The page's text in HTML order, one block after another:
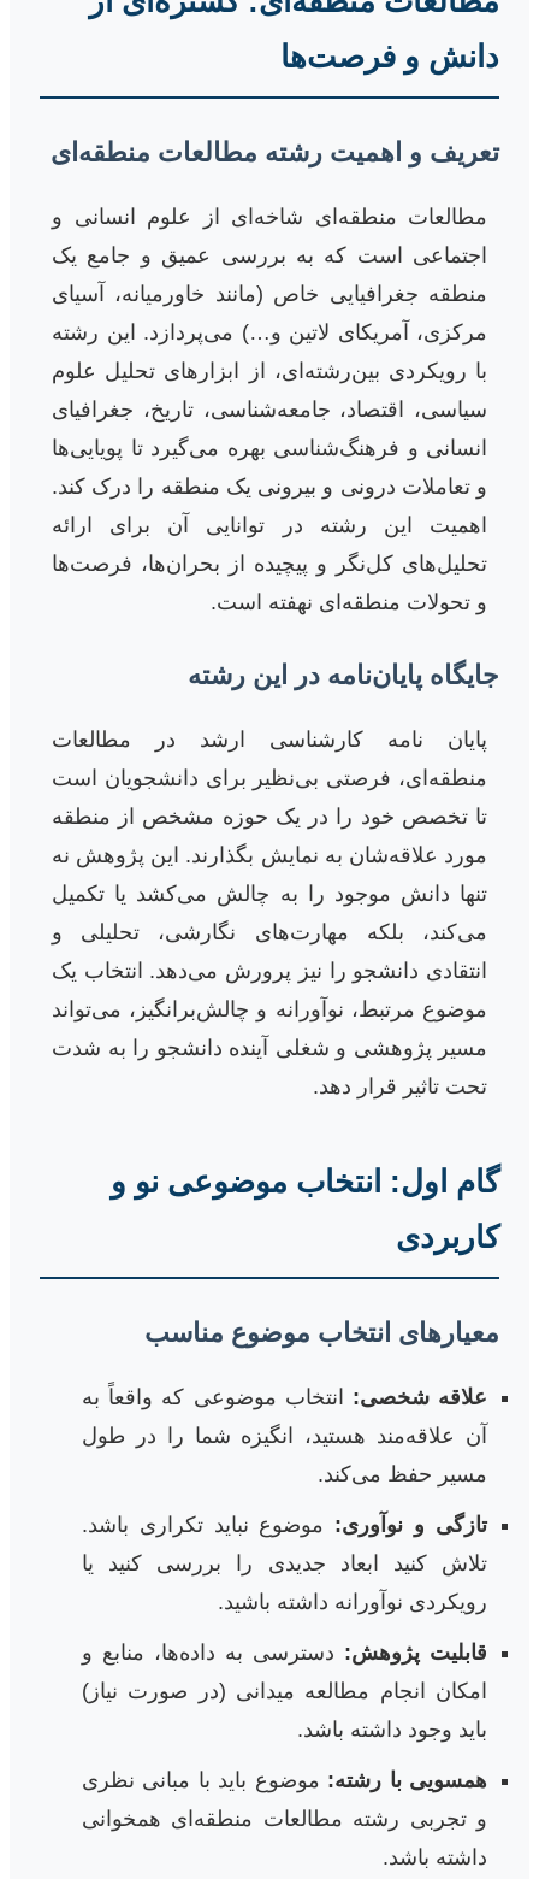
دانش و فرصت‌ها
تعریف و اهمیت رشته مطالعات منطقه‌ای
مطالعات منطقه‌ای شاخه‌ای از علوم انسانی و
اجتماعی است که به بررسی عمیق و جامع یک
منطقه جغرافیایی خاص (مانند خاورمیانه، آسیای
مرکزی، آمریکای لاتین و…) می‌پردازد. این رشته
با رویکردی بین‌رشته‌ای، از ابزارهای تحلیل علوم
سیاسی، اقتصاد، جامعه‌شناسی، تاریخ، جغرافیای
انسانی و فرهنگ‌شناسی بهره می‌گیرد تا پویایی‌ها
و تعاملات درونی و بیرونی یک منطقه را درک کند.
اهمیت این رشته در توانایی آن برای ارائه
تحلیل‌های کل‌نگر و پیچیده از بحران‌ها، فرصت‌ها
و تحولات منطقه‌ای نهفته است.
جایگاه پایان‌نامه در این رشته
پایان نامه کارشناسی ارشد در مطالعات
منطقه‌ای، فرصتی بی‌نظیر برای دانشجویان است
تا تخصص خود را در یک حوزه مشخص از منطقه
مورد علاقه‌شان به نمایش بگذارند. این پژوهش نه
تنها دانش موجود را به چالش می‌کشد یا تکمیل
می‌کند، بلکه مهارت‌های نگارشی، تحلیلی و
انتقادی دانشجو را نیز پرورش می‌دهد. انتخاب یک
موضوع مرتبط، نوآورانه و چالش‌برانگیز، می‌تواند
مسیر پژوهشی و شغلی آینده دانشجو را به شدت
تحت تاثیر قرار دهد.
گام اول: انتخاب موضوعی نو و
کاربردی
معیارهای انتخاب موضوع مناسب
علاقه شخصی: انتخاب موضوعی که واقعاً به
آن علاقه‌مند هستید، انگیزه شما را در طول
مسیر حفظ می‌کند.
تازگی و نوآوری: موضوع نباید تکراری باشد.
تلاش کنید ابعاد جدیدی را بررسی کنید یا
رویکردی نوآورانه داشته باشید.
قابلیت پژوهش: دسترسی به داده‌ها، منابع و
امکان انجام مطالعه میدانی (در صورت نیاز)
باید وجود داشته باشد.
همسویی با رشته: موضوع باید با مبانی نظری
و تجربی رشته مطالعات منطقه‌ای همخوانی
داشته باشد.